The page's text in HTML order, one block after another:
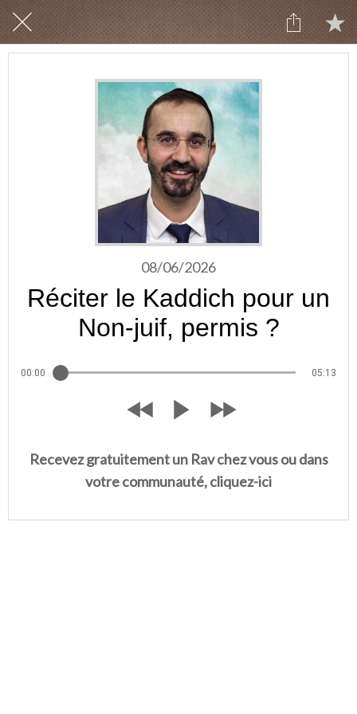
08/06/2026
Réciter le Kaddich pour un
Non-juif, permis ?
00:00 05:13
Recevez gratuitement un Rav chez vous ou dans
votre communauté, cliquez-ici